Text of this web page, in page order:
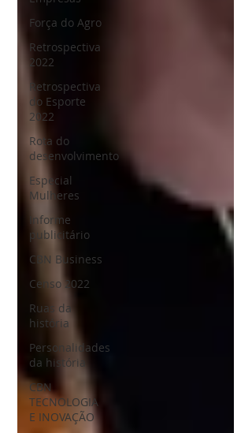
Força do Agro
Retrospectiva
2022
Retrospectiva
do Esporte
2022
Rota do
desenvolvimento
Especial
Mulheres
Informe
publicitário
CBN Business
Censo 2022
Ruas da
história
Personalidades
da história
CBN
TECNOLOGIA
E INOVAÇÃO